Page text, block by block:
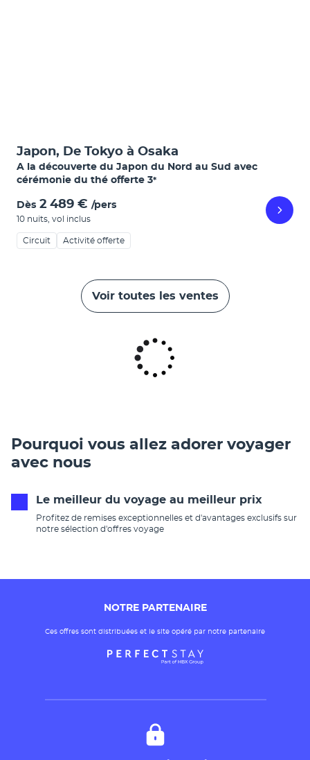
Japon, De Tokyo à Osaka
A la découverte du Japon du Nord au Sud avec
cérémonie du thé offerte 3*
Dès 2 489 € /pers
10 nuits vol inclus
Circuit Activité offerte
Voir toutes les ventes
Pourquoi vous allez adorer voyager
avec nous
Le meilleur du voyage au meilleur prix
Profitez de remises exceptionnelles et d'avantages exclusifs sur
notre sélection d'offres voyage
NOTRE PARTENAIRE
Ces offres sont distribuées et le site opéré par notre partenaire